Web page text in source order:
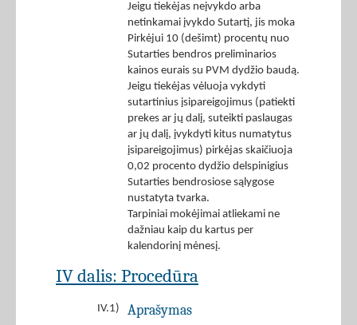
Jeigu tiekėjas neįvykdo arba
netinkamai įvykdo Sutartį, jis moka
Pirkėjui 10 (dešimt) procentų nuo
Sutarties bendros preliminarios
kainos eurais su PVM dydžio baudą.
Jeigu tiekėjas vėluoja vykdyti
sutartinius įsipareigojimus (patiekti
prekes ar jų dalį, suteikti paslaugas
ar jų dalį, įvykdyti kitus numatytus
įsipareigojimus) pirkėjas skaičiuoja
0,02 procento dydžio delspinigius
Sutarties bendrosiose sąlygose
nustatyta tvarka.
Tarpiniai mokėjimai atliekami ne
dažniau kaip du kartus per
kalendorinį mėnesį.
IV dalis: Procedūra
IV.1) Aprašymas